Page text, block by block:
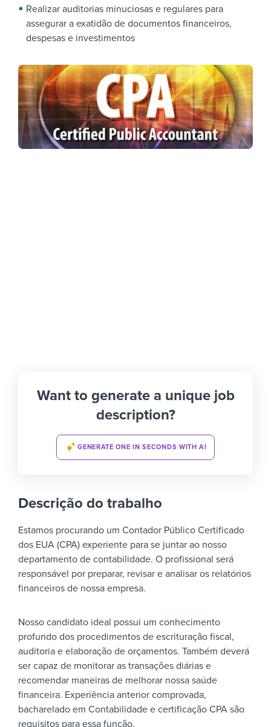
Realizar auditorias minuciosas e regulares para
assegurar a exatidão de documentos financeiros,
despesas e investimentos
Want to generate a unique job
description?
GENERATE ONE IN SECONDS WITH AI
Descrição do trabalho
Estamos procurando um Contador Público Certificado
dos EUA (CPA) experiente para se juntar ao nosso
departamento de contabilidade. O profissional será
responsável por preparar, revisar e analisar os relatórios
financeiros de nossa empresa.
Nosso candidato ideal possui um conhecimento
profundo dos procedimentos de escrituração fiscal,
auditoria e elaboração de orçamentos. Também deverá
ser capaz de monitorar as transações diárias e
recomendar maneiras de melhorar nossa saúde
financeira. Experiência anterior comprovada,
bacharelado em Contabilidade e certificação CPA são
requisitos para essa função.